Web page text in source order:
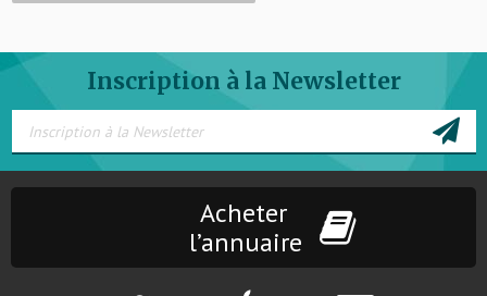
Inscription à la Newsletter
Acheter
l’annuaire